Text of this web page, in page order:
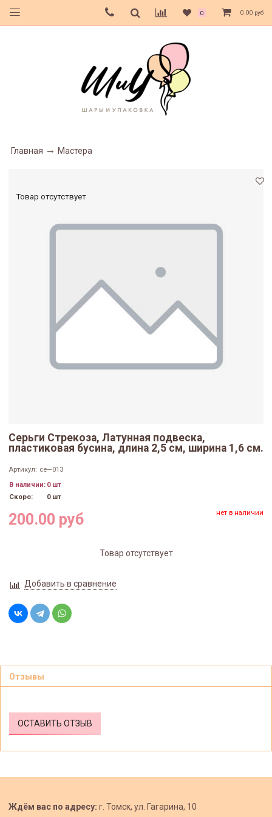
0 0.00 руб
Главная Мастера
Товар отсутствует
Серьги Стрекоза, Латунная подвеска,
пластиковая бусина, длина 2,5 см, ширина 1,6 см.
Артикул: се—013
В наличии: 0 шт
Скоро:
0 шт
200.00 руб нет в наличии
Товар отсутствует
Добавить в сравнение
Отзывы
ОСТАВИТЬ ОТЗЫВ
Ждём вас по адресу: г. Томск, ул. Гагарина, 10